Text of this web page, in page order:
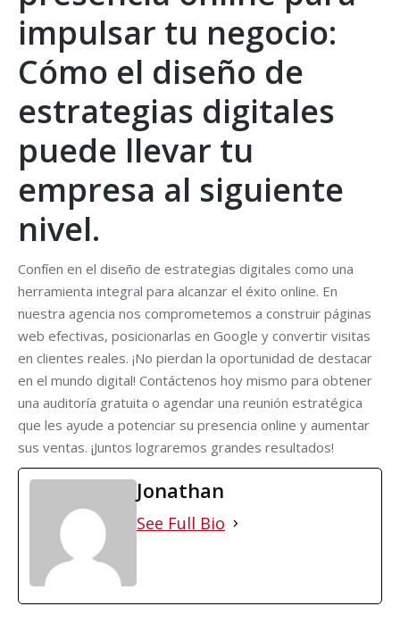
impulsar tu negocio:
Cómo el diseño de
estrategias digitales
puede llevar tu
empresa al siguiente
nivel.
Confíen en el diseño de estrategias digitales como una
herramienta integral para alcanzar el éxito online. En
nuestra agencia nos comprometemos a construir páginas
web efectivas, posicionarlas en Google y convertir visitas
en clientes reales. ¡No pierdan la oportunidad de destacar
en el mundo digital! Contáctenos hoy mismo para obtener
una auditoría gratuita o agendar una reunión estratégica
que les ayude a potenciar su presencia online y aumentar
sus ventas. ¡Juntos lograremos grandes resultados!
Jonathan
See Full Bio